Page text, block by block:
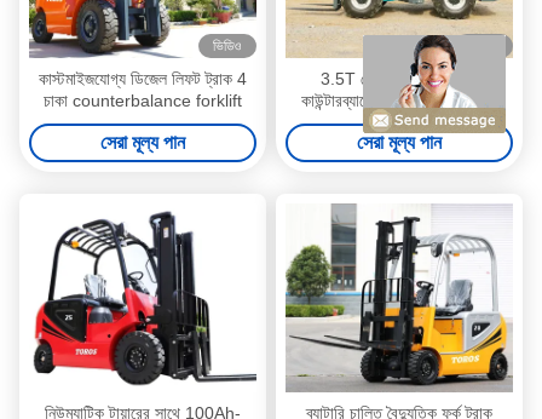
ভিডিও
কাস্টমাইজযোগ্য ডিজেল লিফট ট্রাক 4
চাকা counterbalance forklift
সেরা মূল্য পান
3.5T থেকে 5T রুক্ষ ভূখণ্ড
কাউন্টারব্যালেন্স ফর্কলিফ্ট মাল্টিফাংশনাল
সেরা মূল্য পান
নিউম্যাটিক টায়ারের সাথে 100Ah-
ব্যাটারি চালিত বৈদ্যুতিক ফর্ক ট্রাক